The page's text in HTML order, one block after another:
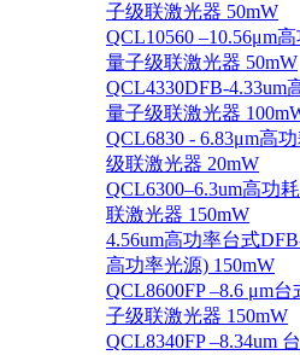
子级联激光器 50mW
QCL10560 –10.56μm
量子级联激光器 50mW
QCL4330DFB-
量子级联激光器
QCL6830 - 6.83μm高
级联激光器 20mW
QCL6300–6.3um高功
联激光器 150mW
4.56um高功率台式
高功率光源) 150mW
QCL8600FP –8.6 μm
子级联激光器 150mW
QCL8340FP –8.34um